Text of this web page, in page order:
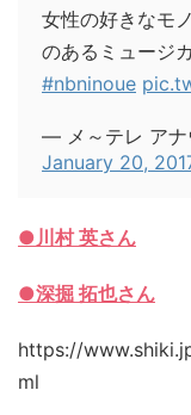
女性の好きなモ
のあるミュージ
#nbninoue
— メ～テレ アナ
January 20,
●川村 英さん
●深掘 拓也さん
https://
ml